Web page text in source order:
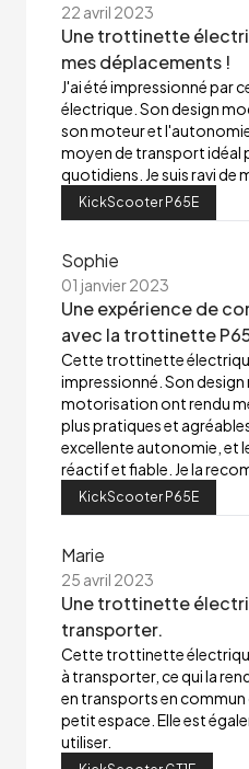
22 avril 2023
Une trottinette
mes déplacements !
J'ai été impressionné par
électrique. Son design
son moteur et
moyen de transport idéal
quotidiens. Je suis ravi de
KickScooter P65E
Sophie
01 janvier 2023
Une expérience de
avec la trottinette
Cette trottinette
impressionné. Son
motorisation ont rendu
plus pratiques et
excellente autonomie, et
réactif et fiable. Je la
KickScooter P65E
Marie
25 avril 2023
Une trottinette
transporter.
Cette trottinette
à transporter, ce qui la
en transports en commun
petit espace. Elle est
utiliser.